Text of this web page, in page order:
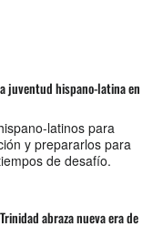
juventud hispano-latina en
latinos para
y prepararlos para
de desafío.
abraza nueva era de